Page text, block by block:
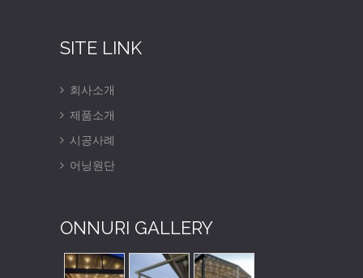
SITE LINK
회사소개
제품소개
시공사례
어닝원단
ONNURI GALLERY